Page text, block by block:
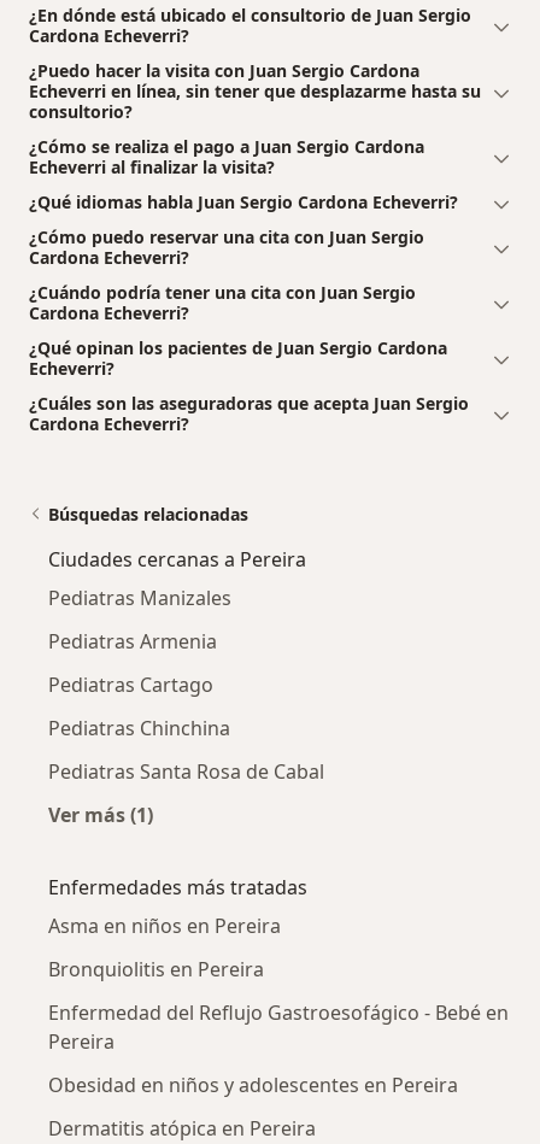
¿En dónde está ubicado el consultorio de Juan Sergio
Cardona Echeverri?
¿Puedo hacer la visita con Juan Sergio Cardona
Echeverri en línea, sin tener que desplazarme hasta su
consultorio?
¿Cómo se realiza el pago a Juan Sergio Cardona
Echeverri al finalizar la visita?
¿Qué idiomas habla Juan Sergio Cardona Echeverri?
¿Cómo puedo reservar una cita con Juan Sergio
Cardona Echeverri?
¿Cuándo podría tener una cita con Juan Sergio
Cardona Echeverri?
¿Qué opinan los pacientes de Juan Sergio Cardona
Echeverri?
¿Cuáles son las aseguradoras que acepta Juan Sergio
Cardona Echeverri?
Búsquedas relacionadas
Ciudades cercanas a Pereira
Pediatras Manizales
Pediatras Armenia
Pediatras Cartago
Pediatras Chinchina
Pediatras Santa Rosa de Cabal
Ver más (1)
Enfermedades más tratadas
Asma en niños en Pereira
Bronquiolitis en Pereira
Enfermedad del Reflujo Gastroesofágico - Bebé en
Pereira
Obesidad en niños y adolescentes en Pereira
Dermatitis atópica en Pereira